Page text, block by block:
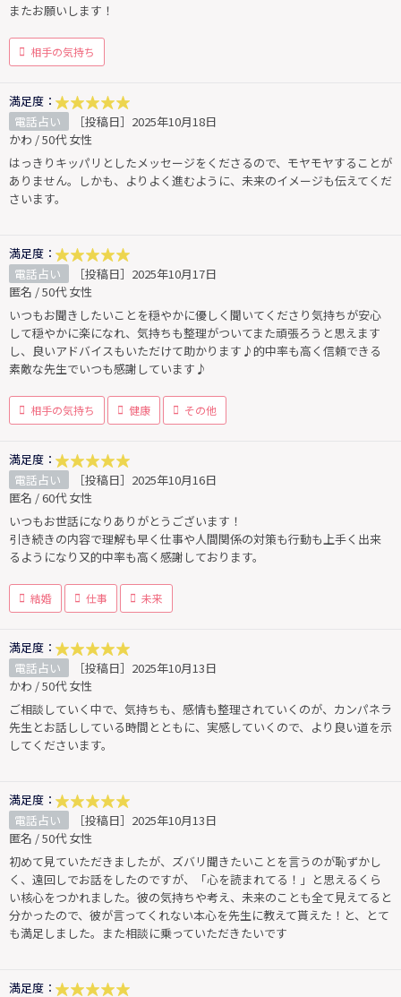
またお願いします！
相手の気持ち
満足度：
電話占い
［投稿日］2025年10月18日
かわ / 50代 女性
はっきりキッパリとしたメッセージをくださるので、モヤモヤすることが
ありません。しかも、よりよく進むように、未来のイメージも伝えてくだ
さいます。
満足度：
電話占い
［投稿日］2025年10月17日
匿名 / 50代 女性
いつもお聞きしたいことを穏やかに優しく聞いてくださり気持ちが安心
して穏やかに楽になれ、気持ちも整理がついてまた頑張ろうと思えます
し、良いアドバイスもいただけて助かります♪的中率も高く信頼できる
素敵な先生でいつも感謝しています♪
相手の気持ち 健康 その他
満足度：
電話占い
［投稿日］2025年10月16日
匿名 / 60代 女性
いつもお世話になりありがとうございます！
引き続きの内容で理解も早く仕事や人間関係の対策も行動も上手く出来
るようになり又的中率も高く感謝しております。
結婚 仕事 未来
満足度：
電話占い
［投稿日］2025年10月13日
かわ / 50代 女性
ご相談していく中で、気持ちも、感情も整理されていくのが、カンパネラ
先生とお話ししている時間とともに、実感していくので、より良い道を示
してくださいます。
満足度：
電話占い
［投稿日］2025年10月13日
匿名 / 50代 女性
初めて見ていただきましたが、ズバリ聞きたいことを言うのが恥ずかし
く、遠回しでお話をしたのですが、「心を読まれてる！」と思えるくら
い核心をつかれました。彼の気持ちや考え、未来のことも全て見えてると
分かったので、彼が言ってくれない本心を先生に教えて貰えた！と、とて
も満足しました。また相談に乗っていただきたいです
満足度：